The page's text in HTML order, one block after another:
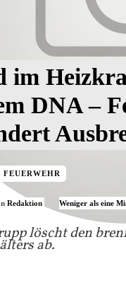
löscht den
ab.
im
DNA –
FEUERWEHR
Redaktion Weniger als eine